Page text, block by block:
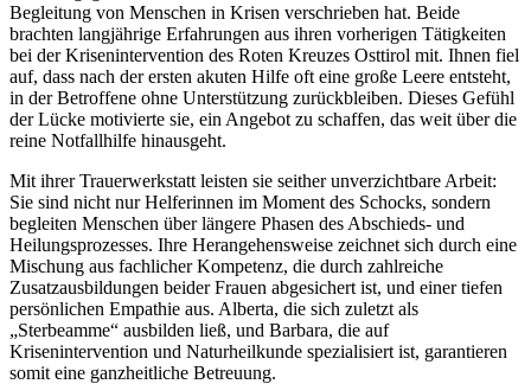
Begleitung von Menschen in Krisen verschrieben hat. Beide
brachten langjährige Erfahrungen aus ihren vorherigen Tätigkeiten
bei der Krisenintervention des Roten Kreuzes Osttirol mit. Ihnen fiel
auf, dass nach der ersten akuten Hilfe oft eine große Leere entsteht,
in der Betroffene ohne Unterstützung zurückbleiben. Dieses Gefühl
der Lücke motivierte sie, ein Angebot zu schaffen, das weit über die
reine Notfallhilfe hinausgeht.
Mit ihrer Trauerwerkstatt leisten sie seither unverzichtbare Arbeit:
Sie sind nicht nur Helferinnen im Moment des Schocks, sondern
begleiten Menschen über längere Phasen des Abschieds- und
Heilungsprozesses. Ihre Herangehensweise zeichnet sich durch eine
Mischung aus fachlicher Kompetenz, die durch zahlreiche
Zusatzausbildungen beider Frauen abgesichert ist, und einer tiefen
persönlichen Empathie aus. Alberta, die sich zuletzt als
„Sterbeamme“ ausbilden ließ, und Barbara, die auf
Krisenintervention und Naturheilkunde spezialisiert ist, garantieren
somit eine ganzheitliche Betreuung.